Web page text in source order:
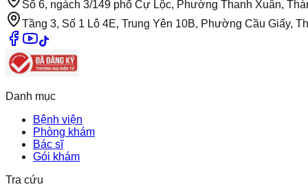
Số 6, ngách 3/149 phố Cự Lộc, Phường Thanh Xuân,
Tầng 3, Số 1 Lô 4E, Trung Yên 10B, Phường Cầu Giấy,
Danh mục
Bệnh viện
Phòng khám
Bác sĩ
Gói khám
Tra cứu